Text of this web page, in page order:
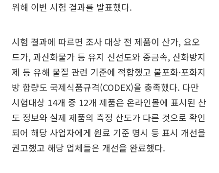
위해 이번 시험 결과를 발표했다.
시험 결과에 따르면 조사 대상 전 제품이 산가, 요오
드가, 과산화물가 등 유지 신선도와 중금속, 산화방지
제 등 유해 물질 관련 기준에 적합했고 불포화·포화지
방 함량도 국제식품규격(CODEX)을 충족했다. 다만
시험대상 14개 중 12개 제품은 온라인몰에 표시된 산
도 정보와 실제 제품의 측정 산도가 다른 것으로 확인
되어 해당 사업자에게 원료 기준 명시 등 표시 개선을
권고했고 해당 업체들은 개선을 완료했다.